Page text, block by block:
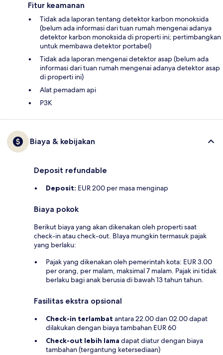
Fitur keamanan
Tidak ada laporan tentang detektor karbon monoksida
(belum ada informasi dari tuan rumah mengenai adanya
detektor karbon monoksida di properti ini; pertimbangkan
untuk membawa detektor portabel)
Tidak ada laporan mengenai detektor asap (belum ada
informasi dari tuan rumah mengenai adanya detektor asap
di properti ini)
Alat pemadam api
P3K
Biaya & kebijakan
Deposit refundable
Deposit: EUR 200 per masa menginap
Biaya pokok
Berikut biaya yang akan dikenakan oleh properti saat
check-in atau check-out. BIaya mungkin termasuk pajak
yang berlaku:
Pajak yang dikenakan oleh pemerintah kota: EUR 3.00
per orang, per malam, maksimal 7 malam. Pajak ini tidak
berlaku bagi anak berusia di bawah 13 tahun tahun.
Fasilitas ekstra opsional
Check-in terlambat antara 22.00 dan 02.00 dapat
dilakukan dengan biaya tambahan EUR 60
Check-out lebih lama dapat diatur dengan biaya
tambahan (tergantung ketersediaan)